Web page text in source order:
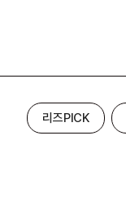
리즈PICK